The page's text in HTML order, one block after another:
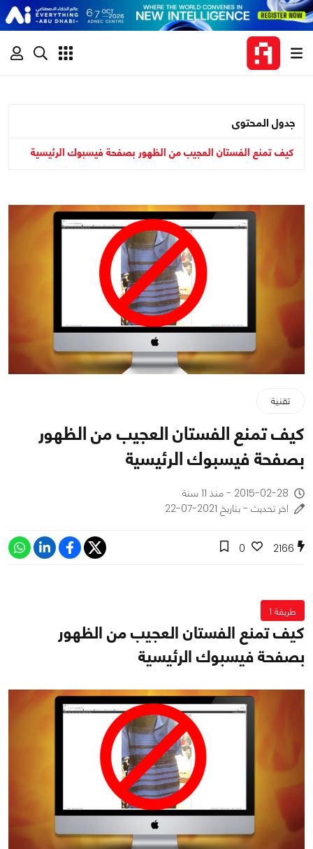
جدول المحتوى
كيف تمنع الفستان العجيب من الظهور بصفحة فيسبوك الرئيسية
تقنية
كيف تمنع الفستان العجيب من الظهور
بصفحة فيسبوك الرئيسية
2015-02-28 - منذ 11 سنة
اخر تحديث - بتاريخ 2021-07-22
2166
0
طريقة 1
كيف تمنع الفستان العجيب من الظهور
بصفحة فيسبوك الرئيسية